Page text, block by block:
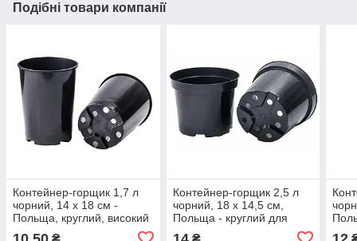
Подібні товари компанії
Контейнер-горщик 1,7 л
чорний, 14 х 18 см -
Польща, круглий, високий
для вирощування рослин
Контейнер-горщик 2,5 л
чорний, 18 х 14,5 см,
Польща - круглий для